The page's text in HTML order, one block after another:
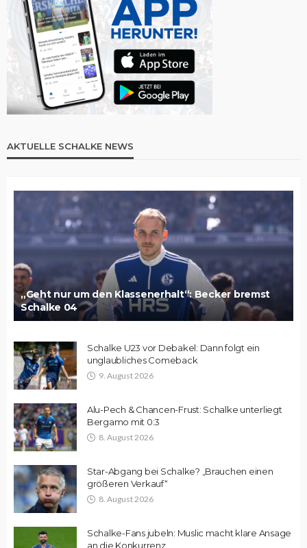
AKTUELLE SCHALKE NEWS
„Geht nur um den Klassenerhalt“: Becker bremst
Schalke 04
Schalke U23 vor Debakel: Dann folgt ein
unglaubliches Comeback
9. August 2026
Alu-Pech & Chancen-Frust: Schalke unterliegt
Bergamo mit 0:3
8. August 2026
Star-Abgang bei Schalke? „Brauchen einen
größeren Verkauf“
8. August 2026
Schalke-Fans jubeln: Muslic macht klare Ansage
an die Konkurrenz